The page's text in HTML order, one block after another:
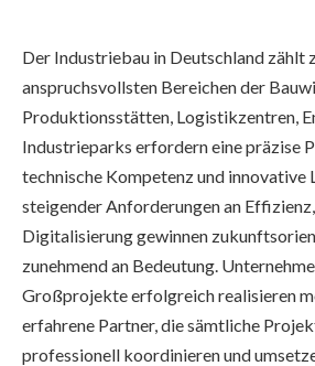
Der Industriebau in Deutschland zählt
anspruchsvollsten Bereichen der
Produktionsstätten, Logistikzentren,
Industrieparks erfordern eine präzise
technische Kompetenz und innovative
steigender Anforderungen an
Digitalisierung gewinnen
zunehmend an Bedeutung.
Großprojekte erfolgreich realisieren
erfahrene Partner, die sämtliche
professionell koordinieren und